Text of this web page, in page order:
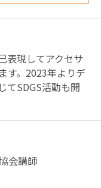
表現してアクセサ
す。2023年よりデ
てSDGS活動も開
会講師